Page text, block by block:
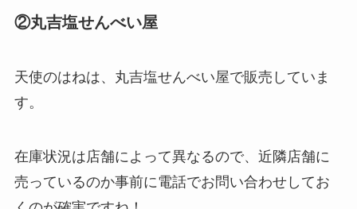
ストレッチポールはどこで買える？取扱店は100均
やニトリ？
②丸吉塩せんべい屋
天使のはねは、丸吉塩せんべい屋で販売していま
す。
在庫状況は店舗によって異なるので、近隣店舗に
売っているのか事前に電話でお問い合わせしてお